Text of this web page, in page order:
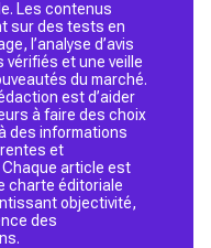
Les contenus
sur des tests en
l’analyse d’avis
et une veille
du marché.
est d’aider
à faire des choix
des informations
et
article est
charte éditoriale
objectivité,
des